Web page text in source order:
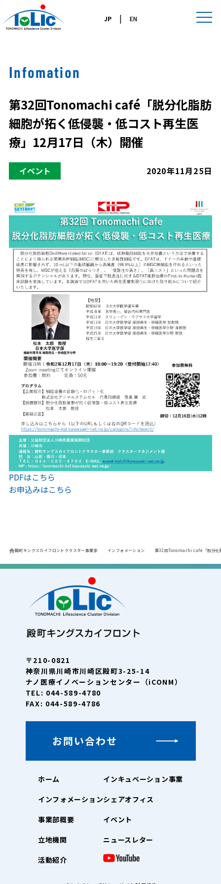
JP| EN
Infomation
第32回Tonomachi café「脱分化脂肪
細胞が拓く低侵襲・低コスト再生医
療」12月17日（木）開催
イベント 2020年11月25日
PDFはこちら
お申込みはこちら
殿町キングスカイフロントクラスター事業部 インフォメーション 第32回Tonomachi café「脱分化
〒210-0821
神奈川県川崎市川崎区殿町3-25-14
ナノ医療イノベーションセンター（iCONM）
TEL: 044-589-4780
FAX: 044-589-4786
お問い合わせ
ホーム
インフォメーション
事業部概要
立地機関
活動紹介
インキュベーション事業
シェアオフィス
イベント
ニュースレター